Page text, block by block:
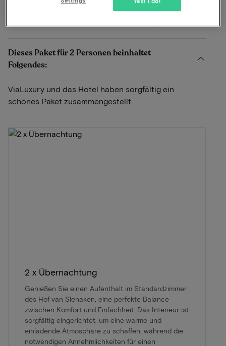
Dieses Paket für 2 Personen beinhaltet
Folgendes:
ViaLuxury und das Hotel haben sorgfältig ein
schönes Paket zusammengestellt.
2 x Übernachtung
Genießen Sie einen Aufenthalt im Standardzimmer
des Hof van Slenaken, eine perfekte Balance
zwischen Komfort und Einfachheit. Das Interieur ist
sorgfältig eingerichtet, um eine warme und
einladende Atmosphäre zu schaffen, während die
notwendigen Annehmlichkeiten für einen